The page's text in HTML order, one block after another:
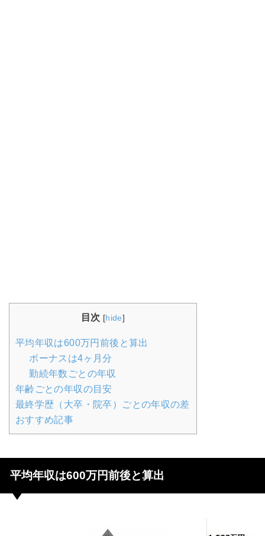
目次 [hide]
平均年収は600万円前後と算出
ボーナスは4ヶ月分
勤続年数ごとの年収
年齢ごとの年収の目安
最終学歴（大卒・院卒）ごとの年収の差
おすすめ記事
平均年収は600万円前後と算出